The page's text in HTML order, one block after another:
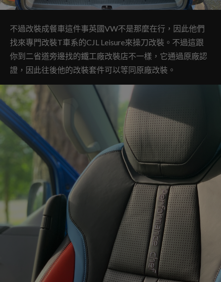
不過改裝成餐車這件事英國VW不是那麼在行，因此他們
找來專門改裝T車系的CJL Leisure來操刀改裝。不過這跟
你到二省道旁邊找的鐵工廠改裝店不一樣，它通過原廠認
證，因此往後他的改裝套件可以等同原廠改裝。